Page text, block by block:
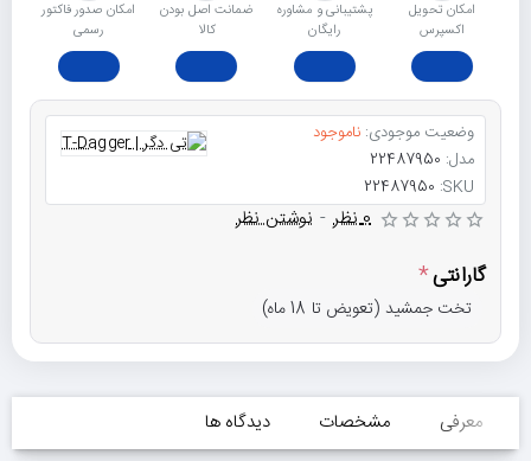
امکان تحویل
اکسپرس
پشتیبانی و مشاوره
رایگان
ﺿﻤﺎﻧﺖ اﺻﻞ ﺑﻮدن
ﮐﺎﻟﺎ
امکان صدور فاکتور
رسمی
وضعیت موجودی: ناموجود
مدل: 22487950
SKU:
22487950
0 نظر - نوشتن نظر
گارانتی
تخت جمشید (تعویض تا 18 ماه)
معرفی مشخصات
دیدگاه ها